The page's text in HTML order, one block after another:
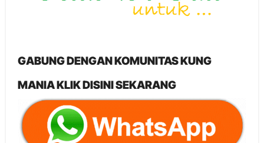
GABUNG DENGAN KOMUNITAS KUNG
MANIA KLIK DISINI SEKARANG